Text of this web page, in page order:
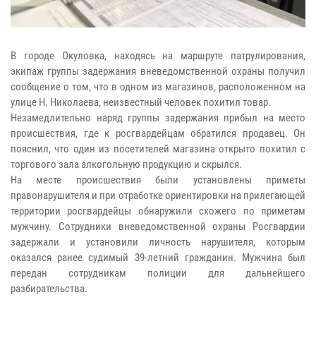
В городе Окуловка, находясь на маршруте патрулирования,
экипаж группы задержания вневедомственной охраны получил
сообщение о том, что в одном из магазинов, расположенном на
улице Н. Николаева, неизвестный человек похитил товар.
Незамедлительно наряд группы задержания прибыл на место
происшествия, где к росгвардейцам обратился продавец. Он
пояснил, что один из посетителей магазина открыто похитил с
торгового зала алкогольную продукцию и скрылся.
На месте происшествия были установлены приметы
правонарушителя и при отработке ориентировки на прилегающей
территории росгвардейцы обнаружили схожего по приметам
мужчину. Сотрудники вневедомственной охраны Росгвардии
задержали и установили личность нарушителя, которым
оказался ранее судимый 39-летний гражданин. Мужчина был
передан сотрудникам полиции для дальнейшего
разбирательства.